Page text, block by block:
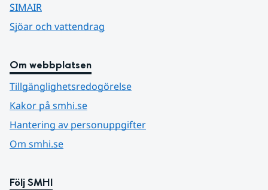
SIMAIR
Sjöar och vattendrag
Om webbplatsen
Tillgänglighetsredogörelse
Kakor på smhi.se
Hantering av personuppgifter
Om smhi.se
Följ SMHI